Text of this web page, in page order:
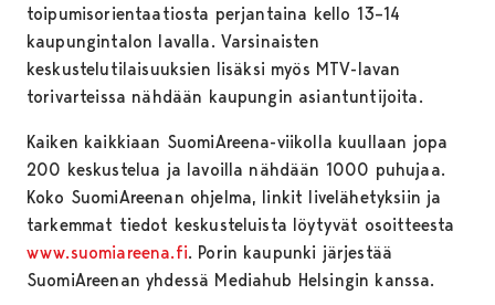
toipumisorientaatiosta perjantaina kello 13–14
kaupungintalon lavalla. Varsinaisten
keskustelutilaisuuksien lisäksi myös MTV-lavan
torivarteissa nähdään kaupungin asiantuntijoita.
Kaiken kaikkiaan SuomiAreena-viikolla kuullaan jopa
200 keskustelua ja lavoilla nähdään 1000 puhujaa.
Koko SuomiAreenan ohjelma, linkit livelähetyksiin ja
tarkemmat tiedot keskusteluista löytyvät osoitteesta
www.suomiareena.fi. Porin kaupunki järjestää
SuomiAreenan yhdessä Mediahub Helsingin kanssa.